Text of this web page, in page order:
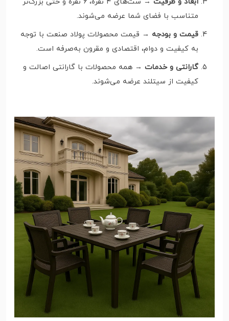
متناسب با فضای شما عرضه می‌شوند.
قیمت و بودجه → قیمت محصولات پولاد صنعت با توجه
به کیفیت و دوام، اقتصادی و مقرون به‌صرفه است.
گارانتی و خدمات → همه محصولات با گارانتی اصالت و
کیفیت از سیتلند عرضه می‌شوند.